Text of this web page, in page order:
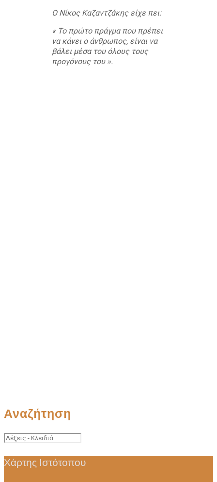
Ο Νίκος Καζαντζάκης είχε πει:
« Το πρώτο πράγμα που πρέπει
να κάνει ο άνθρωπος, είναι να
βάλει μέσα του όλους τους
προγόνους του ».
Αναζήτηση
Χάρτης Ιστότοπου